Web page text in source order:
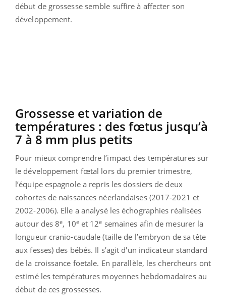
début de grossesse semble suffire à affecter son
développement.
Grossesse et variation de
températures : des fœtus jusqu’à
7 à 8 mm plus petits
Pour mieux comprendre l’impact des températures sur
le développement fœtal lors du premier trimestre,
l’équipe espagnole a repris les dossiers de deux
cohortes de naissances néerlandaises (2017-2021 et
2002-2006). Elle a analysé les échographies réalisées
autour des 8e, 10eet 12e semaines afin de mesurer la
longueur cranio-caudale (taille de l’embryon de sa tête
aux fesses) des bébés. Il s’agit d'un indicateur standard
de la croissance foetale. En parallèle, les chercheurs ont
estimé les températures moyennes hebdomadaires au
début de ces grossesses.